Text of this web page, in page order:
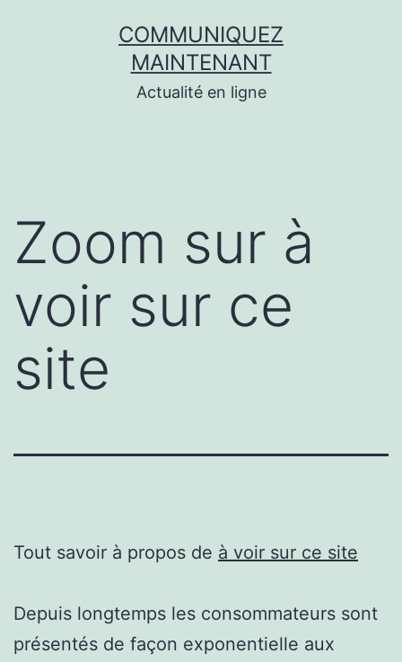
COMMUNIQUEZ
MAINTENANT
Actualité en ligne
Zoom sur à
voir sur ce
site
Tout savoir à propos de à voir sur ce site
Depuis longtemps les consommateurs sont
présentés de façon exponentielle aux